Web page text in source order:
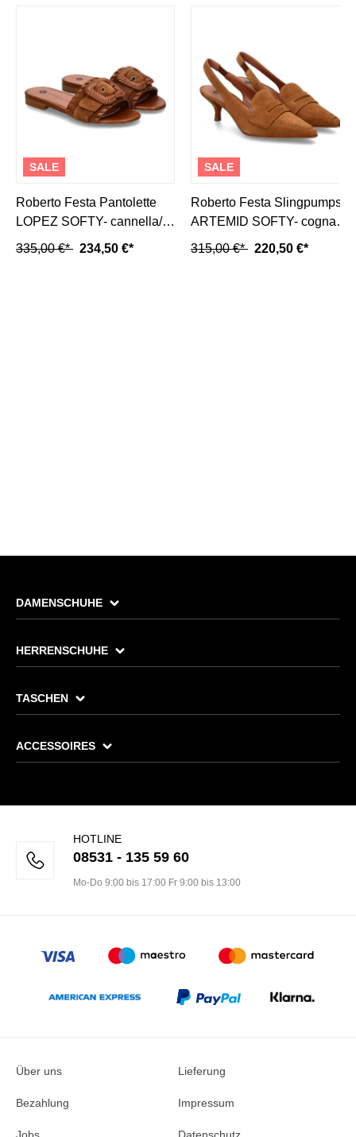
SALE
Roberto Festa Pantolette
LOPEZ SOFTY- cannella/
hellbraun
335,00 €* 234,50 €*
SALE
Roberto Festa Slingpumps
ARTEMID SOFTY- cognac/
braun
315,00 €* 220,50 €*
DAMENSCHUHE
HERRENSCHUHE
TASCHEN
ACCESSOIRES
HOTLINE
08531 - 135 59 60
Mo-Do 9:00 bis 17:00 Fr 9:00 bis 13:00
Über uns Lieferung
Bezahlung Impressum